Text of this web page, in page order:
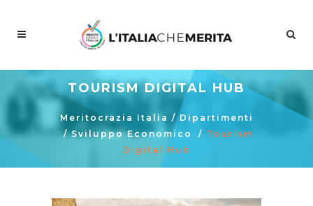
TOURISM DIGITAL HUB
Meritocrazia Italia /Dipartimenti
/Sviluppo Economico / Tourism
Digital Hub